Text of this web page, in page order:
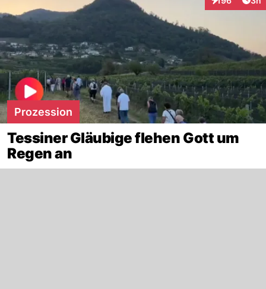
Interaktionen
Prozession
Tessiner Gläubige flehen Gott um
Regen an